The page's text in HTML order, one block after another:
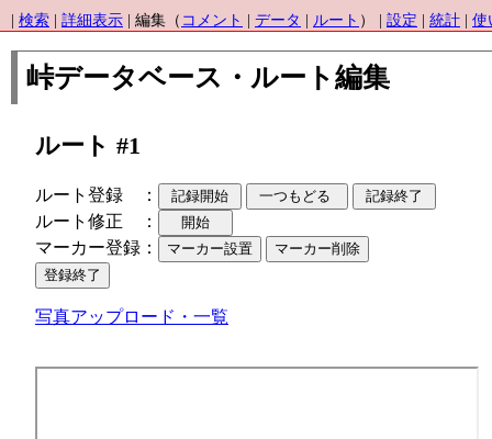
検索 詳細表示 | 編集（ コメント データ ルート ） | 設定 統計 使
峠データベース・ルート編集
ルート #1
ルート登録 ：
ルート修正 ：
マーカー登録：
写真アップロード・一覧